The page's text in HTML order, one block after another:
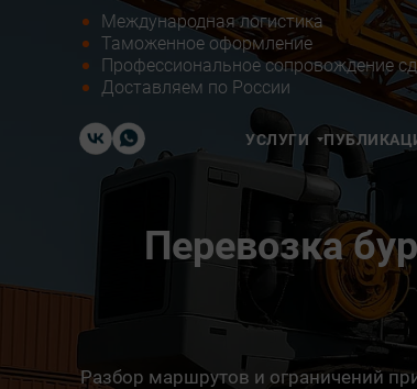
Международная логистика
Таможенное оформление
Профессиональное сопровождение
Доставляем по России
УСЛУГИ
Перевозка
Разбор маршрутов и ограничений